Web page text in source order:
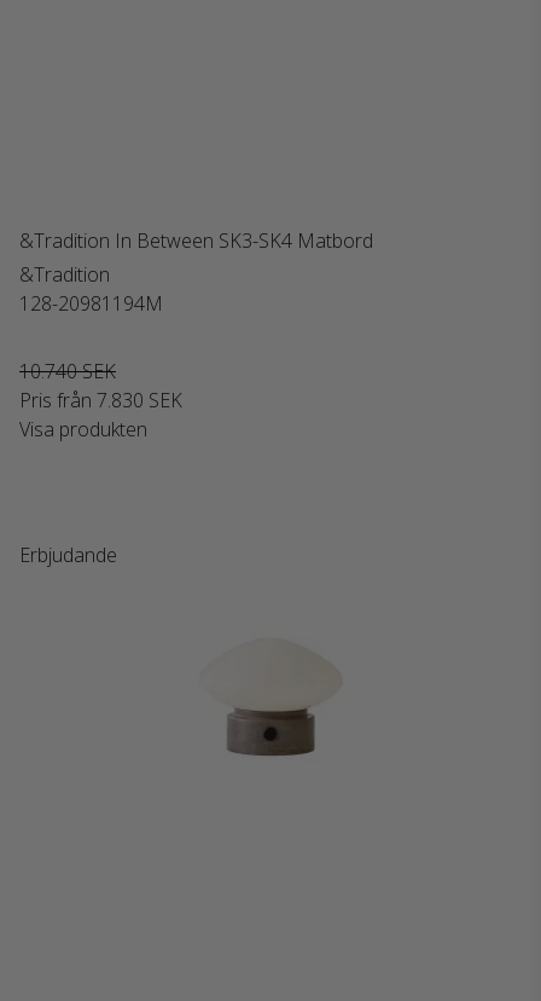
&Tradition In Between SK3-SK4 Matbord
&Tradition
128-20981194M
10.740 SEK
Pris från 7.830 SEK
Visa produkten
Erbjudande